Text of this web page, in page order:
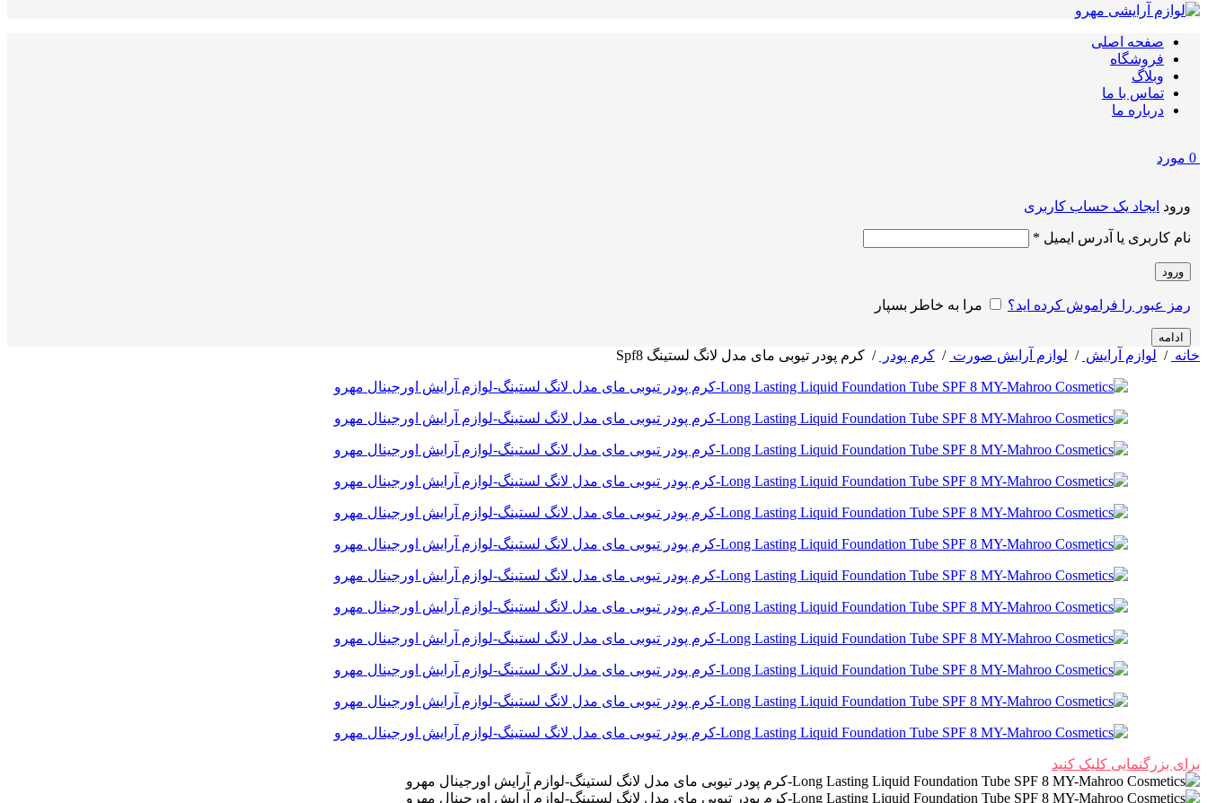
صفحه اصلی
فروشگاه
وبلاگ
تماس با ما
درباره ما
0 مورد
ورود ایجاد یک حساب کاربری
نام کاربری یا آدرس ایمیل *
ورود
رمز عبور را فراموش کرده اید؟ مرا به خاطر بسپار
ادامه
خانه / لوازم آرایش / لوازم آرایش صورت / کرم پودر / کرم پودر تیوبی مای مدل لانگ لستینگ Spf8
برای بزرگنمایی کلیک کنید